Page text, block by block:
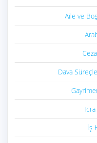
Aile ve
Dava
İş